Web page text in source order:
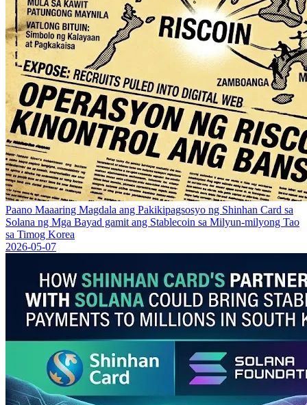
Paano Maaaring Magdala ang Pakikipagsosyo ng Shinhan Card sa
Solana ng Mga Bayad gamit ang Stablecoin sa Milyun-milyong Tao
sa Timog Korea
2026-05-07